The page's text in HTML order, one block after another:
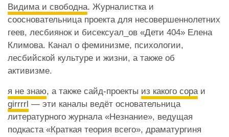
Видима и свободна. Журналистка и
соосновательница проекта для несовершеннолетних
геев, лесбиянок и бисексуал_ов «Дети 404» Елена
Климова. Канал о феминизме, психологии,
лесбийской культуре и жизни, а также об
активизме.
я не знаю, а также сайд-проекты из какого сораи
girrrrl — эти каналы ведёт основательница
литературного журнала «Незнание», ведущая
подкаста «Краткая теория всего», драматургиня